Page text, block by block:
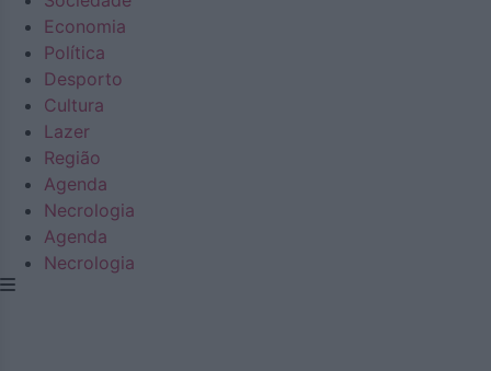
Economia
Política
Desporto
Cultura
Lazer
Região
Agenda
Necrologia
Agenda
Necrologia